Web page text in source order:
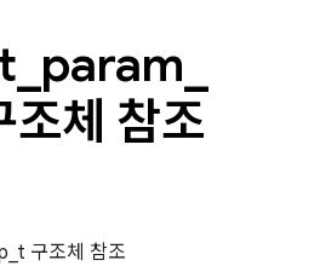
param
조체 참조
구조체 참조